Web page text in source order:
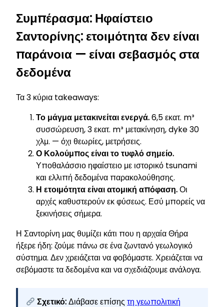
Συμπέρασμα: Ηφαίστειο
Σαντορίνης: ετοιμότητα δεν είναι
παράνοια — είναι σεβασμός στα
δεδομένα
Τα 3 κύρια takeaways:
Το μάγμα μετακινείται ενεργά.6,5 εκατ. m³
συσσώρευση, 3 εκατ. m³ μετακίνηση, dyke 30
χλμ. — όχι θεωρίες, μετρήσεις.
Ο Κολούμπος είναι το τυφλό σημείο.
Υποθαλάσσιο ηφαίστειο με ιστορικό tsunami
και ελλιπή δεδομένα παρακολούθησης.
Η ετοιμότητα είναι ατομική απόφαση.Οι
αρχές καθυστερούν εκ φύσεως. Εσύ μπορείς να
ξεκινήσεις σήμερα.
Η Σαντορίνη μας θυμίζει κάτι που η αρχαία Θήρα
ήξερε ήδη: ζούμε πάνω σε ένα ζωντανό γεωλογικό
σύστημα. Δεν χρειάζεται να φοβόμαστε. Χρειάζεται να
σεβόμαστε τα δεδομένα και να σχεδιάζουμε ανάλογα.
Σχετικό:Διάβασε επίσηςτη γεωπολιτική